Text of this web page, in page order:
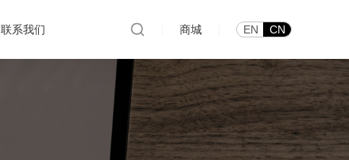
联系我们 商城 EN CN